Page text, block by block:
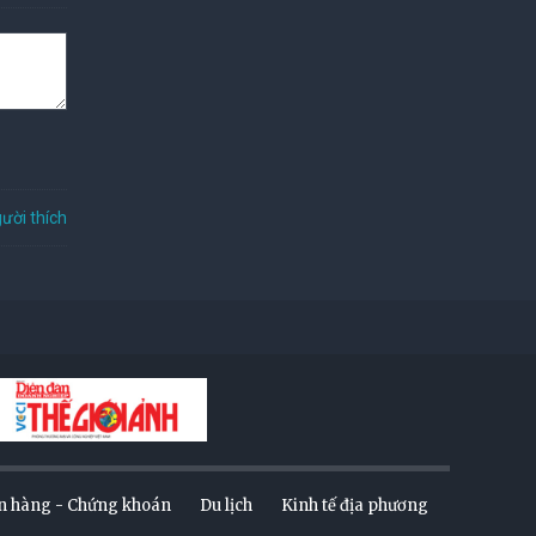
thích
hàng - Chứng khoán Du lịch
Kinh tế địa phương